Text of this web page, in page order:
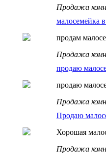
Продажа
малосемейка
продам
Продажа
продаю
продаю
Продажа
Продаю
Хорошая
Продажа